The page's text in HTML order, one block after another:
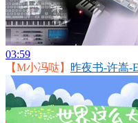
03:59
【M小冯哒】 昨夜书-许嵩-